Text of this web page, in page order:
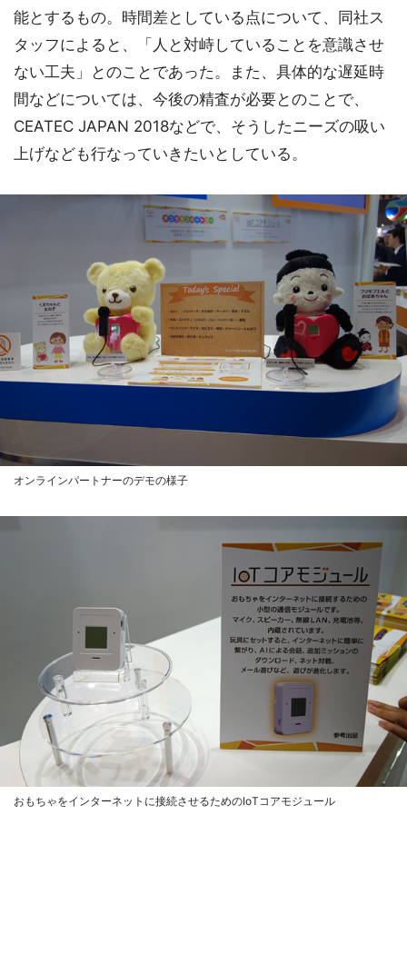
能とするもの。時間差としている点について、同社ス
タッフによると、「人と対峙していることを意識させ
ない工夫」とのことであった。また、具体的な遅延時
間などについては、今後の精査が必要とのことで、
CEATEC JAPAN 2018などで、そうしたニーズの吸い
上げなども行なっていきたいとしている。
オンラインパートナーのデモの様子
おもちゃをインターネットに接続させるためのIoTコアモジュール